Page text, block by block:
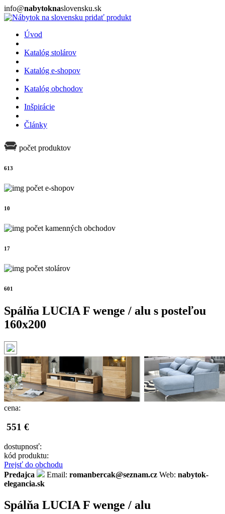
info@nabytoknaslovensku.sk
pridať produkt
Úvod
Katalóg stolárov
Katalóg e-shopov
Katalóg obchodov
Inšpirácie
Články
počet produktov
613
počet e-shopov
10
počet kamenných obchodov
17
počet stolárov
601
Spálňa LUCIA F wenge / alu s posteľou
160x200
cena:
551 €
dostupnosť:
kód produktu:
Prejsť do obchodu
Predajca
Email: romanbercak@seznam.cz Web: nabytok-
elegancia.sk
Spálňa LUCIA F wenge / alu